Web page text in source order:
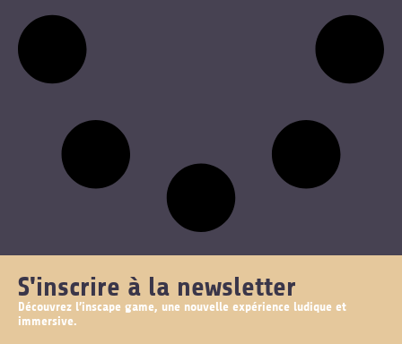
S'inscrire à la newsletter
Découvrez l’inscape game, une nouvelle expérience ludique et
immersive.